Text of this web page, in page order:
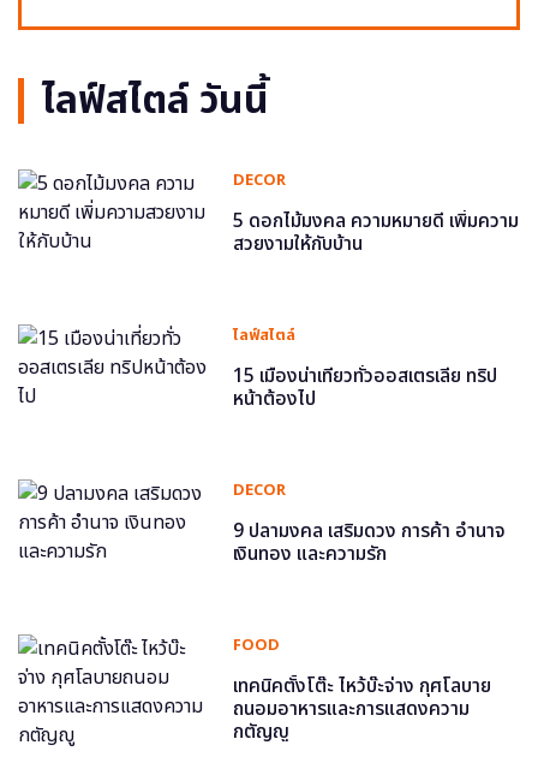
ไลฟ์สไตล์ วันนี้
DECOR
5 ดอกไม้มงคล ความหมายดี เพิ่มความ
สวยงามให้กับบ้าน
ไลฟ์สไตล์
15 เมืองน่าเที่ยวทั่วออสเตรเลีย ทริป
หน้าต้องไป
DECOR
9 ปลามงคล เสริมดวง การค้า อำนาจ
เงินทอง และความรัก
FOOD
เทคนิคตั้งโต๊ะ ไหว้บ๊ะจ่าง กุศโลบาย
ถนอมอาหารและการแสดงความ
กตัญญู